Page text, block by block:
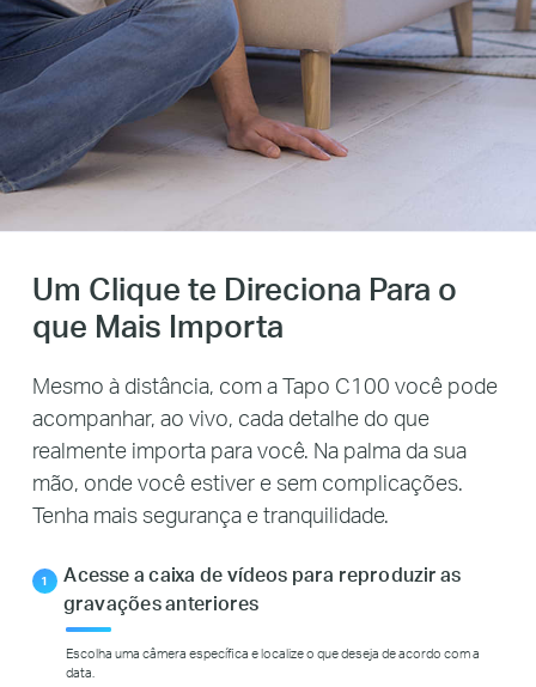
Um Clique te Direciona Para o
que Mais Importa
Mesmo à distância, com a Tapo C100 você pode
acompanhar, ao vivo, cada detalhe do que
realmente importa para você. Na palma da sua
mão, onde você estiver e sem complicações.
Tenha mais segurança e tranquilidade.
Acesse a caixa de vídeos para reproduzir as
gravações anteriores
Escolha uma câmera específica e localize o que deseja de acordo com a
data.